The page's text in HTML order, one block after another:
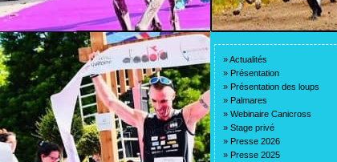
»Actualités
» Présentation
» Présentation des loups
» Palmares
» Webinaire Canicross
» Stage privé
» Presse 2026
» Presse 2025